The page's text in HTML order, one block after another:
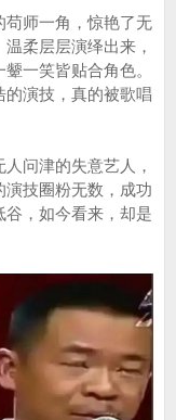
苟师一角，惊艳了无
柔层层演绎出来，
一笑皆贴合角色。
演技，真的被歌唱
问津的失意艺人，
技圈粉无数，成功
，如今看来，却是